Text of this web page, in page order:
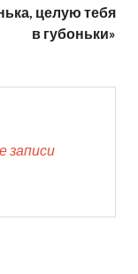
целую тебя
в губоньки»
записи